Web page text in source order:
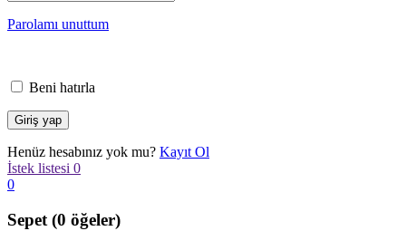
Parolamı unuttum
Beni hatırla
Henüz hesabınız yok mu? Kayıt Ol
İstek listesi 0
0
Sepet (0 öğeler)